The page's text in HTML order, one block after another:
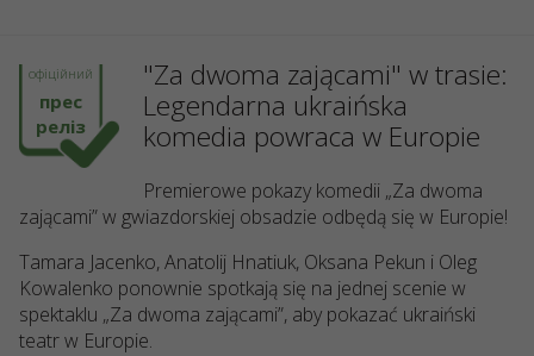
офіційний
прес
реліз
"Za dwoma zającami" w trasie:
Legendarna ukraińska
komedia powraca w Europie
Premierowe pokazy komedii „Za dwoma
zającami” w gwiazdorskiej obsadzie odbędą się w Europie!
Tamara Jacenko, Anatolij Hnatiuk, Oksana Pekun i Oleg
Kowalenko ponownie spotkają się na jednej scenie w
spektaklu „Za dwoma zającami”, aby pokazać ukraiński
teatr w Europie.